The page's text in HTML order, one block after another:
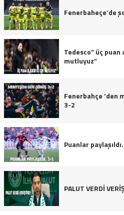
Fenerbaheçe’de
Tedesco” üç puan
mutluyuz”
Fenerbahçe ‘den
3-2
Puanlar
PALUT VERDİ